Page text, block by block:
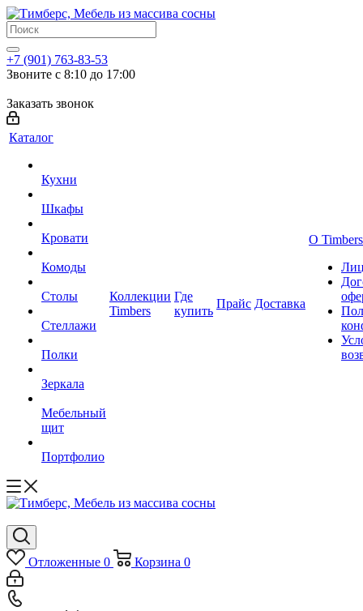
+7 (901) 763-83-53
Звоните с 8:10 до 17:00
Заказать звонок
Каталог
Кухни
Шкафы
Кровати
Комоды
Столы
Стеллажи
Полки
Зеркала
Мебельный
щит
Портфолио
Коллекции
Timbers
Где
купить
Прайс Доставка
О Timbers
Отложенные 0 Корзина 0